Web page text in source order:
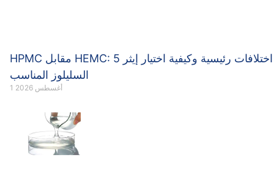
HPMC مقابل HEMC: 5 اختلافات رئيسية وكيفية اختيار إيثر
السليلوز المناسب
1 أغسطس 2026